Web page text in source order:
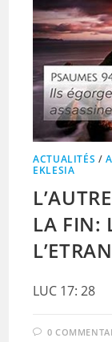
ACTUALITÉS /
EKLESIA
LA FIN:
LUC 17: 28
0